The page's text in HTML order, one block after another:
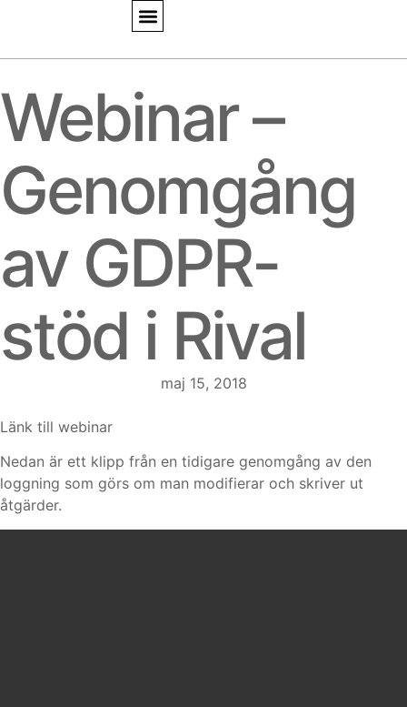
Webinar –
Genomgång
av GDPR-
stöd i Rival
maj 15, 2018
Länk till webinar
Nedan är ett klipp från en tidigare genomgång av den
loggning som görs om man modifierar och skriver ut
åtgärder.